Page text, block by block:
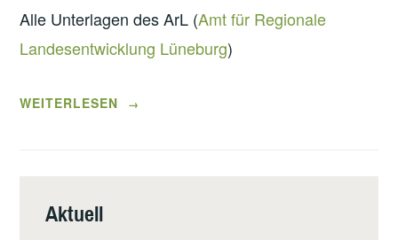
Alle Unterlagen des ArL (Amt für Regionale
Landesentwicklung Lüneburg)
„BETEILIGUNGSVERFAHREN
WEITERLESEN →
Aktuell